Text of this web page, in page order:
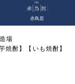
赤鳥居
場
焼酎】【いも焼酎】